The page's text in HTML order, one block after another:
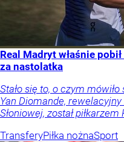
Real Madryt właśnie
za nastolatka
Stało się to, o czym mówiło
Yan Diomande,
Słoniowej, został
TransferyPiłka nożnaSport